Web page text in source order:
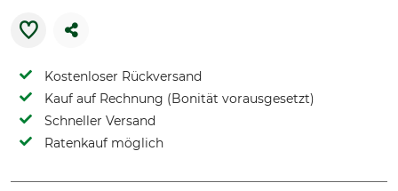
Kostenloser Rückversand
Kauf auf Rechnung (Bonität vorausgesetzt)
Schneller Versand
Ratenkauf möglich